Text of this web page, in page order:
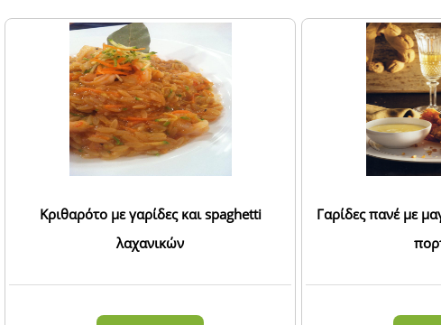
Κριθαρότο με γαρίδες και spaghetti
λαχανικών
Γαρίδες πανέ με